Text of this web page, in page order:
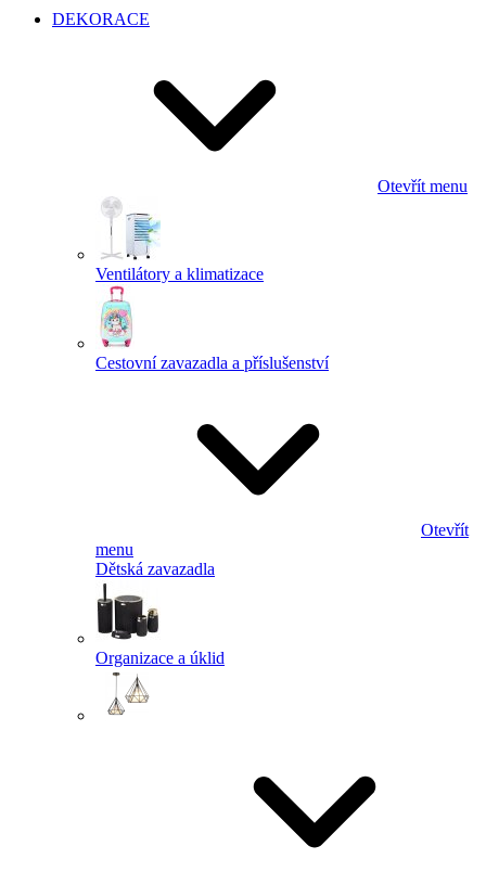
DEKORACE
Otevřít menu
Ventilátory a klimatizace
Cestovní zavazadla a příslušenství
Otevřít
menu
Dětská zavazadla
Organizace a úklid